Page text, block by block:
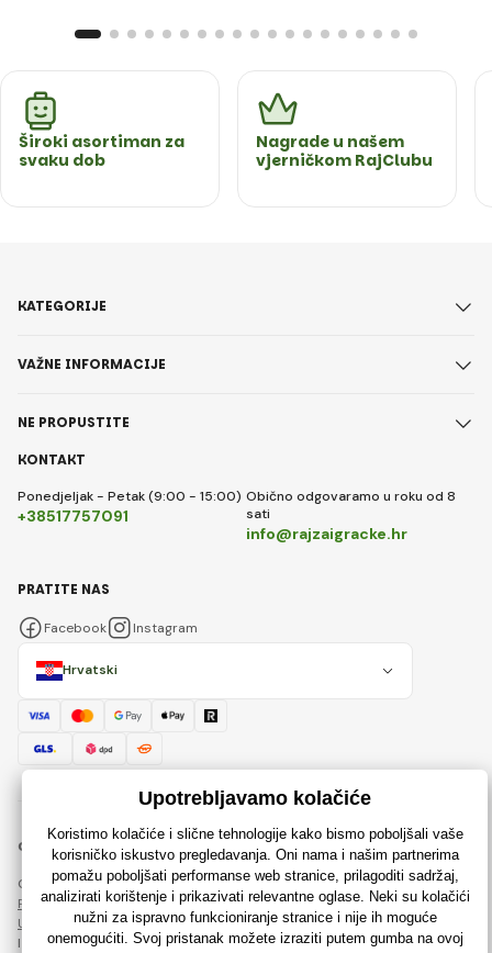
Široki asortiman za
svaku dob
Nagrade u našem
vjerničkom RajClubu
KONTAKT
Ponedjeljak - Petak (9:00 - 15:00)
+38517757091
Obično odgovaramo u roku od 8
sati
info@rajzaigracke.hr
KATEGORIJE
VAŽNE INFORMACIJE
NE PROPUSTITE
Hrvatski
PRATITE NAS
Facebook Instagram
© 2018 - 2026 Rajzaigracke.hr, Sva prava pridržana
Ova stranica je zaštićena reCAPTCHA-om i primjenjuju se
Pravila o zaštiti osobnih podatakatvrtke Google i njihova
Ugovorni uvjeti .
Izrada učinkovitih internetskih trgovina odRIESENIA